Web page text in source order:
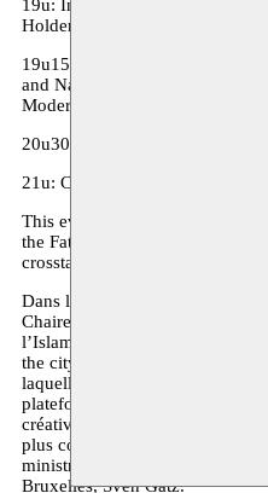
19u: Introduction by Iman
Holder VUB
19u15: Presentations and
and Najib Elmokhtari on the
Moderator: Nadia Dala
20u30: break
21u: Concert Abeer El Abed &
This evening is organised by
the Fatmia Mernissi Chair
crosstalks (VUB), BOZAR and
Dans le cadre du projet Slam
Chaire Fatima Mernissi
l’Islam et au genre dans un
the city fait référence au choc
laquelle la métropole
plateforme pour canaliser cette
créative en vue de créer un
plus cohérent. Slam the city
ministre flamand de la Culture,
Bruxelles, Sven Gatz.